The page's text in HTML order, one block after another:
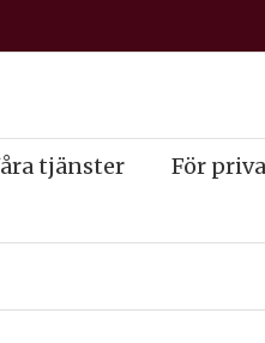
tjänster För